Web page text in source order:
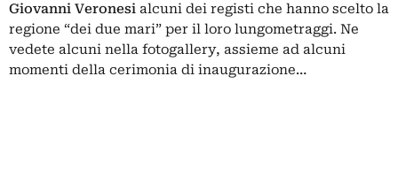
Giovanni Veronesi alcuni dei registi che hanno scelto la
regione “dei due mari” per il loro lungometraggi. Ne
vedete alcuni nella fotogallery, assieme ad alcuni
momenti della cerimonia di inaugurazione…